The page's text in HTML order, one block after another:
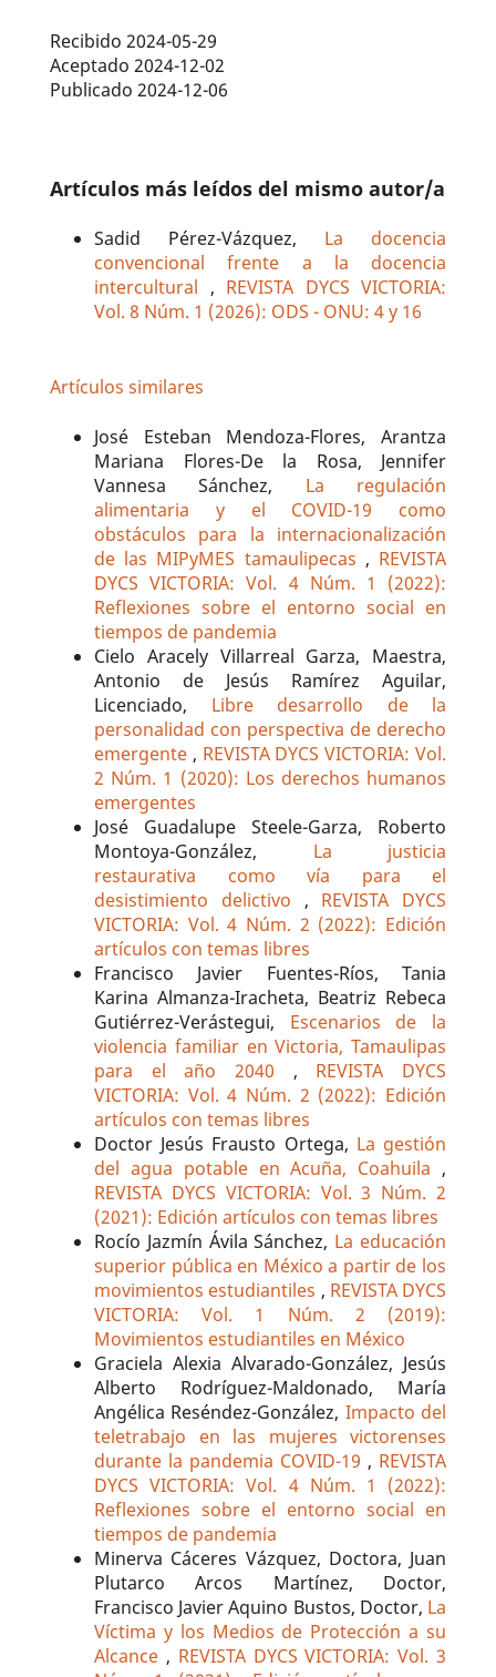
Recibido 2024-05-29
Aceptado 2024-12-02
Publicado 2024-12-06
Artículos más leídos del mismo autor/a
Sadid Pérez-Vázquez, La docencia
convencional frente a la docencia
intercultural , REVISTA DYCS VICTORIA:
Vol. 8 Núm. 1 (2026): ODS - ONU: 4 y 16
Artículos similares
José Esteban Mendoza-Flores, Arantza
Mariana Flores-De la Rosa, Jennifer
Vannesa Sánchez, La regulación
alimentaria y el COVID-19 como
obstáculos para la internacionalización
de las MIPyMES tamaulipecas , REVISTA
DYCS VICTORIA: Vol. 4 Núm. 1 (2022):
Reflexiones sobre el entorno social en
tiempos de pandemia
Cielo Aracely Villarreal Garza, Maestra,
Antonio de Jesús Ramírez Aguilar,
Licenciado, Libre desarrollo de la
personalidad con perspectiva de derecho
emergente , REVISTA DYCS VICTORIA: Vol.
2 Núm. 1 (2020): Los derechos humanos
emergentes
José Guadalupe Steele-Garza, Roberto
Montoya-González, La justicia
restaurativa como vía para el
desistimiento delictivo , REVISTA DYCS
VICTORIA: Vol. 4 Núm. 2 (2022): Edición
artículos con temas libres
Francisco Javier Fuentes-Ríos, Tania
Karina Almanza-Iracheta, Beatriz Rebeca
Gutiérrez-Verástegui, Escenarios de la
violencia familiar en Victoria, Tamaulipas
para el año 2040 , REVISTA DYCS
VICTORIA: Vol. 4 Núm. 2 (2022): Edición
artículos con temas libres
Doctor Jesús Frausto Ortega, La gestión
del agua potable en Acuña, Coahuila ,
REVISTA DYCS VICTORIA: Vol. 3 Núm. 2
(2021): Edición artículos con temas libres
Rocío Jazmín Ávila Sánchez, La educación
superior pública en México a partir de los
movimientos estudiantiles , REVISTA DYCS
VICTORIA: Vol. 1 Núm. 2 (2019):
Movimientos estudiantiles en México
Graciela Alexia Alvarado-González, Jesús
Alberto Rodríguez-Maldonado, María
Angélica Reséndez-González, Impacto del
teletrabajo en las mujeres victorenses
durante la pandemia COVID-19 , REVISTA
DYCS VICTORIA: Vol. 4 Núm. 1 (2022):
Reflexiones sobre el entorno social en
tiempos de pandemia
Minerva Cáceres Vázquez, Doctora, Juan
Plutarco Arcos Martínez, Doctor,
Francisco Javier Aquino Bustos, Doctor, La
Víctima y los Medios de Protección a su
Alcance , REVISTA DYCS VICTORIA: Vol. 3